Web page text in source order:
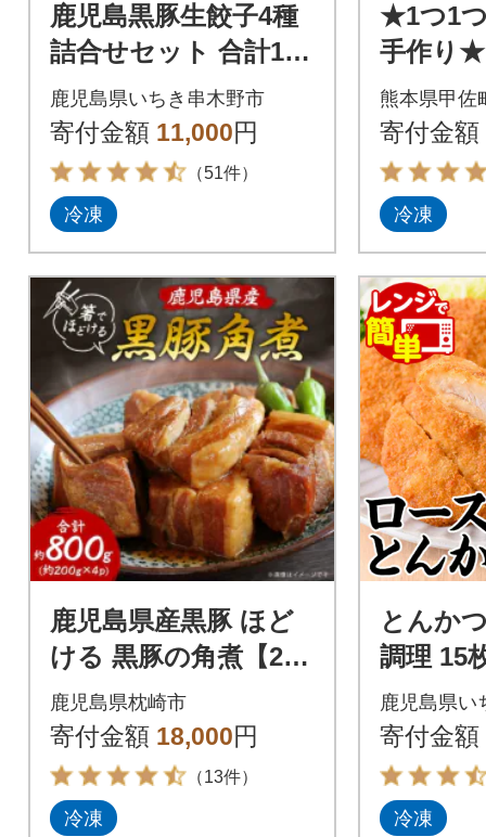
鹿児島黒豚生餃子4種
詰合せセット 合計144
個(4種×12個×3P)国産
野菜使用!
鹿児島県いちき串木野市
寄付金額 11,000円
（51件）
冷凍
★1つ1
手作り
(にらメ
(たれ付
熊本県甲佐
寄付金額
冷凍
鹿児島県産黒豚 ほど
ける 黒豚の角煮【200
g×4P】温めるだけ 豚
肉 バラ肉 惣菜 A8-24
鹿児島県枕崎市
寄付金額 18,000円
（13件）
冷凍
とんか
調理 15
鹿児島県い
寄付金額
冷凍